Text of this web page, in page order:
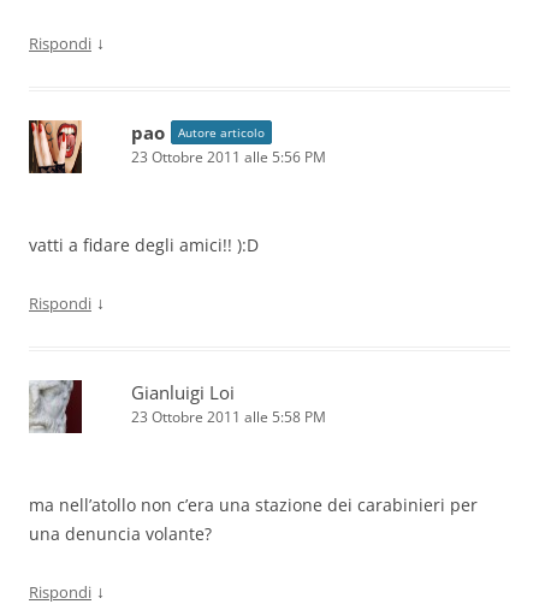
Rispondi ↓
pao Autore articolo
23 Ottobre 2011 alle 5:56 PM
vatti a fidare degli amici!! ):D
Rispondi ↓
Gianluigi Loi
23 Ottobre 2011 alle 5:58 PM
ma nell’atollo non c’era una stazione dei carabinieri per
una denuncia volante?
Rispondi ↓